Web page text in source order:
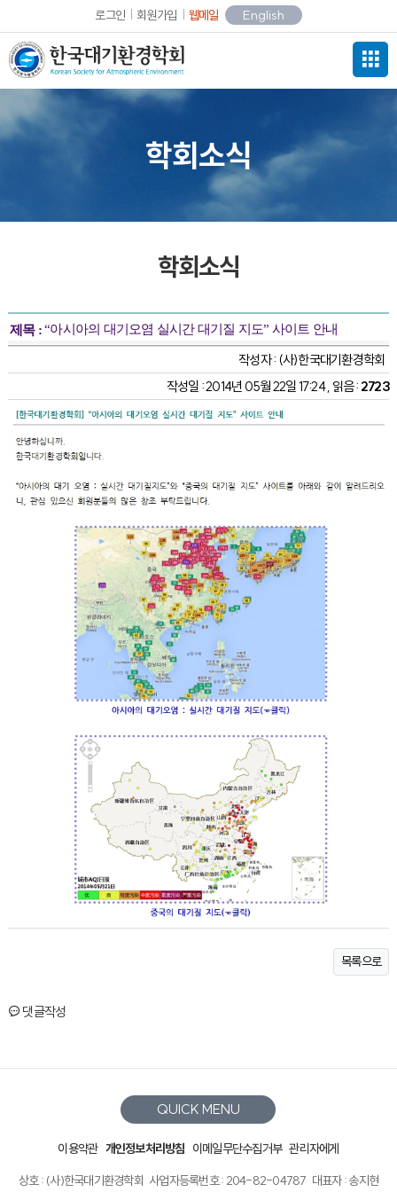
로그인 회원가입 웹메일 English
학회소식
학회소식
제목 :“아시아의 대기오염 실시간 대기질 지도” 사이트 안내
작성자 : (사)한국대기환경학회
작성일 : 2014년 05월 22일 17:24 , 읽음 :2723
목록으로
댓글작성
이용약관 개인정보처리방침 이메일무단수집거부 관리자에게
QUICK MENU
상호 : (사)한국대기환경학회 사업자등록번호 : 204-82-04787 대표자 : 송지현